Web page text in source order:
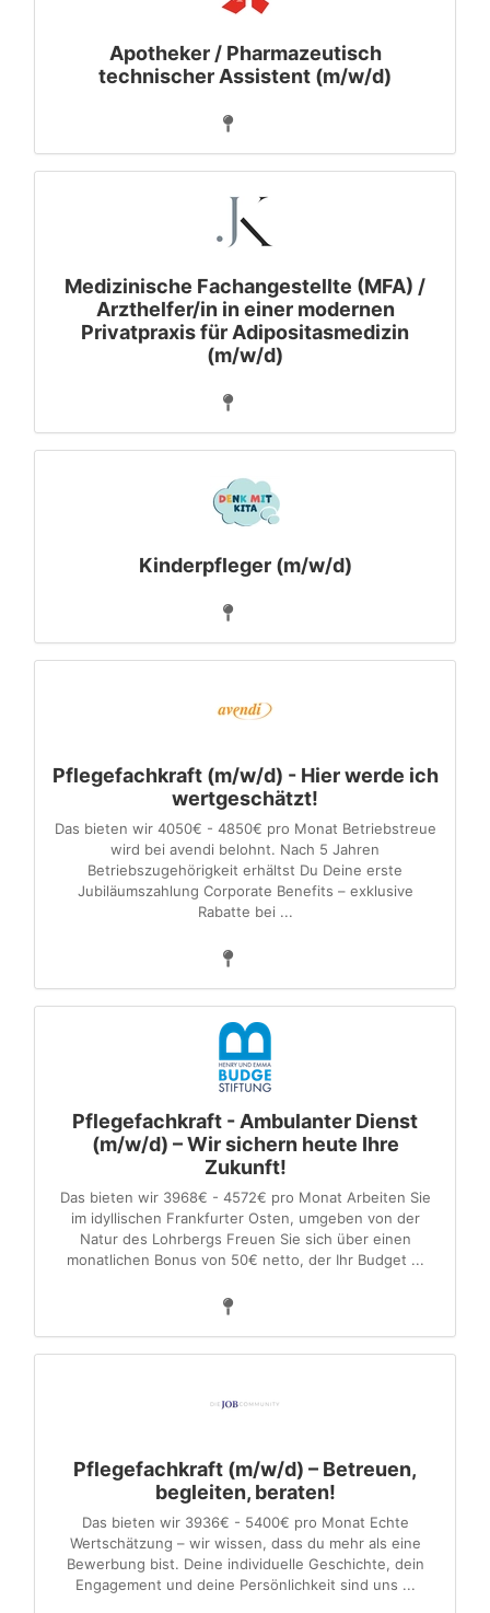
Apotheker / Pharmazeutisch
technischer Assistent (m/w/d)
Medizinische Fachangestellte (MFA) /
Arzthelfer/in in einer modernen
Privatpraxis für Adipositasmedizin
(m/w/d)
Kinderpfleger (m/w/d)
Pflegefachkraft (m/w/d) - Hier werde ich
wertgeschätzt!
Das bieten wir 4050€ - 4850€ pro Monat Betriebstreue
wird bei avendi belohnt. Nach 5 Jahren
Betriebszugehörigkeit erhältst Du Deine erste
Jubiläumszahlung Corporate Benefits – exklusive
Rabatte bei ...
Pflegefachkraft - Ambulanter Dienst
(m/w/d) – Wir sichern heute Ihre
Zukunft!
Das bieten wir 3968€ - 4572€ pro Monat Arbeiten Sie
im idyllischen Frankfurter Osten, umgeben von der
Natur des Lohrbergs Freuen Sie sich über einen
monatlichen Bonus von 50€ netto, der Ihr Budget ...
Pflegefachkraft (m/w/d) – Betreuen,
begleiten, beraten!
Das bieten wir 3936€ - 5400€ pro Monat Echte
Wertschätzung – wir wissen, dass du mehr als eine
Bewerbung bist. Deine individuelle Geschichte, dein
Engagement und deine Persönlichkeit sind uns ...